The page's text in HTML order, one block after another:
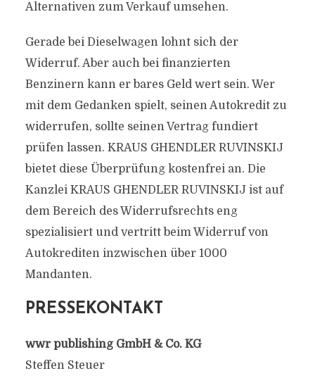
Alternativen zum Verkauf umsehen.
Gerade bei Dieselwagen lohnt sich der
Widerruf. Aber auch bei finanzierten
Benzinern kann er bares Geld wert sein. Wer
mit dem Gedanken spielt, seinen Autokredit zu
widerrufen, sollte seinen Vertrag fundiert
prüfen lassen. KRAUS GHENDLER RUVINSKIJ
bietet diese Überprüfung kostenfrei an. Die
Kanzlei KRAUS GHENDLER RUVINSKIJ ist auf
dem Bereich des Widerrufsrechts eng
spezialisiert und vertritt beim Widerruf von
Autokrediten inzwischen über 1000
Mandanten.
PRESSEKONTAKT
wwr publishing GmbH & Co. KG
Steffen Steuer